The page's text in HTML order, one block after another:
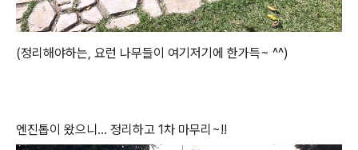
(정리해야하는, 요런 나무들이 여기저기에 한가득~ ^^)
엔진톱이 왔으니... 정리하고 1차 마무리~!!